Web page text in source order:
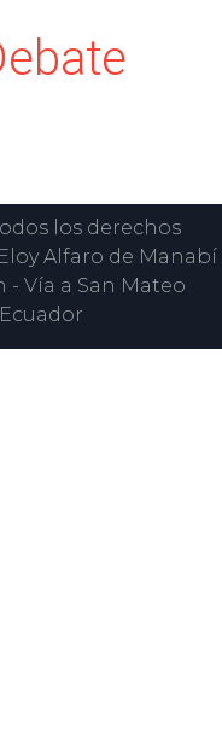
los derechos
Alfaro de Manabí
- Vía a San Mateo